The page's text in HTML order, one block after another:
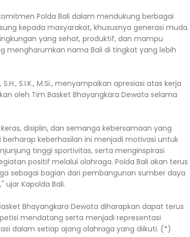
Polda Bali dalam mendukung berbagai
kepada masyarakat, khususnya generasi muda.
yang sehat, produktif, dan mampu
mengharumkan nama Bali di tingkat yang lebih
S.I.K., M.Si., menyampaikan apresiasi atas kerja
oleh Tim Basket Bhayangkara Dewata selama
disiplin, dan semanga kebersamaan yang
keberhasilan ini menjadi motivasi untuk
tinggi sportivitas, serta menginspirasi
positif melalui olahraga. Polda Bali akan terus
sebagai bagian dari pembangunan sumber daya
ujar Kapolda Bali.
Bhayangkara Dewata diharapkan dapat terus
mendatang serta menjadi representasi
dalam setiap ajang olahraga yang diikuti. (*)